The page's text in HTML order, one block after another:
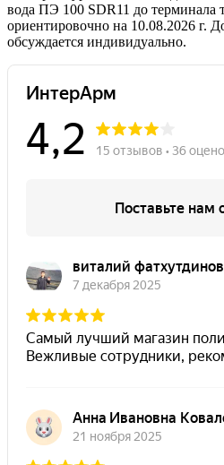
вода ПЭ 100 SDR11 до терминала
ориентировочно на 10.08.2026 г.
обсуждается индивидуально.